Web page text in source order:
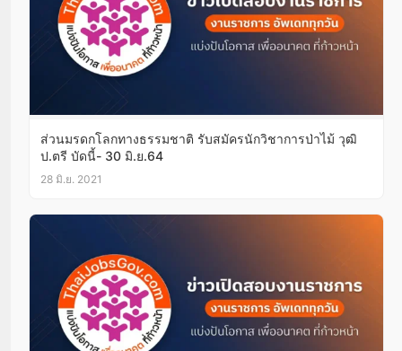
ส่วนมรดกโลกทางธรรมชาติ รับสมัครนักวิชาการป่าไม้ วุฒิ
ป.ตรี บัดนี้- 30 มิ.ย.64
28 มิ.ย. 2021